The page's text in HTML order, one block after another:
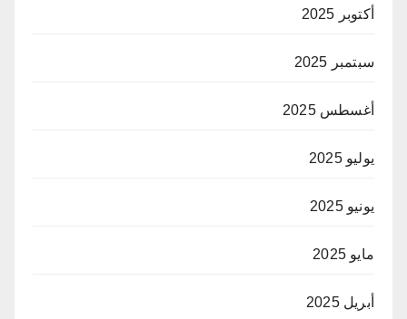
أكتوبر 2025
سبتمبر 2025
أغسطس 2025
يوليو 2025
يونيو 2025
مايو 2025
أبريل 2025